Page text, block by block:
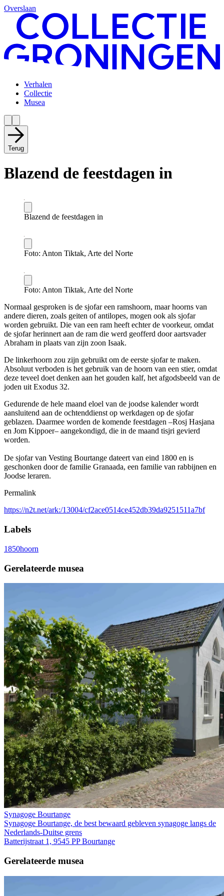
Overslaan
Verhalen
Collectie
Musea
Terug
Blazend de feestdagen in
Blazend de feestdagen in
Foto: Anton Tiktak, Arte del Norte
Foto: Anton Tiktak, Arte del Norte
Normaal gesproken is de sjofar een ramshoorn, maar hoorns van
andere dieren, zoals geiten of antilopes, mogen ook als sjofar
worden gebruikt. Die van een ram heeft echter de voorkeur, omdat
de sjofar herinnert aan de ram die werd geofferd door aartsvader
Abraham in plaats van zijn zoon Isaak.
De linkerhoorn zou zijn gebruikt om de eerste sjofar te maken.
Absoluut verboden is het gebruik van de hoorn van een stier, omdat
deze teveel doet denken aan het gouden kalf, het afgodsbeeld van de
joden uit Exodus 32.
Gedurende de hele maand eloel van de joodse kalender wordt
aansluitend aan de ochtenddienst op werkdagen op de sjofar
geblazen. Daarmee worden de komende feestdagen –Rosj Hasjana
en Jom Kippoer– aangekondigd, die in de maand tisjri gevierd
worden.
De sjofar van Vesting Bourtange dateert van eind 1800 en is
geschonken door de familie Granaada, een familie van rabbijnen en
Joodse leraren.
Permalink
https://n2t.net/ark:/13004/cf2ace0514ce452db39da9251511a7bf
Labels
1850hoorn
Gerelateerde musea
Synagoge Bourtange
Synagoge Bourtange, de best bewaard gebleven synagoge langs de
Nederlands-Duitse grens
Batterijstraat 1, 9545 PP Bourtange
Gerelateerde musea